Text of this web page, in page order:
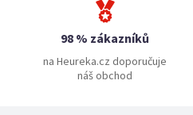
98 % zákazníků
na Heureka.cz doporučuje
náš obchod